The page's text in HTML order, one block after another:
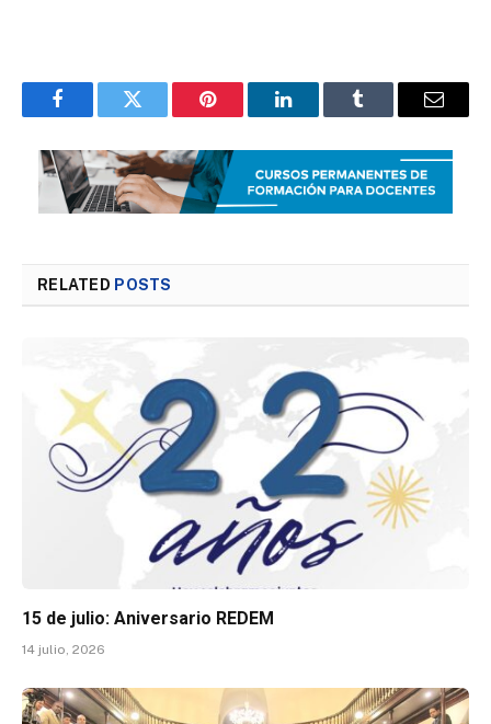
FacebookTwitter Pinterest LinkedInTumblr Email
RELATED POSTS
15 de julio: Aniversario REDEM
14 julio, 2026